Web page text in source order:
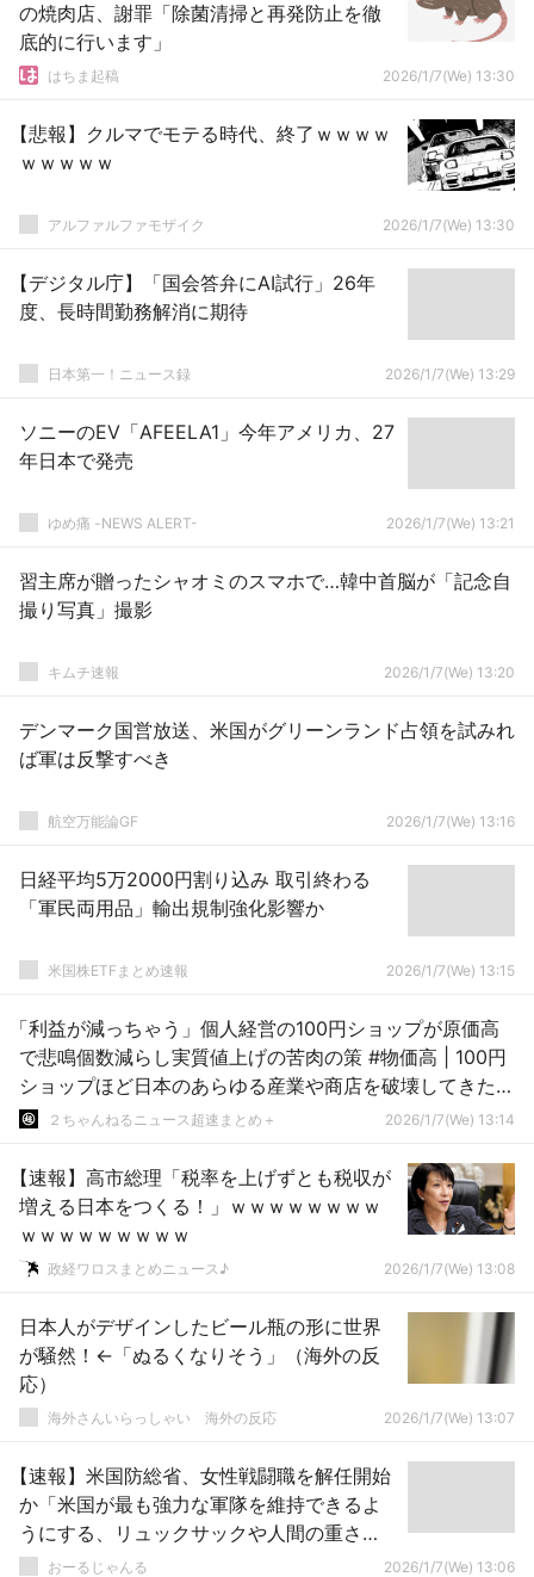
の焼肉店、謝罪「除菌清掃と再発防止を徹
底的に行います」
はちま起稿 2026/1/7(We) 13:30
【悲報】クルマでモテる時代、終了ｗｗｗｗ
ｗｗｗｗｗ
アルファルファモザイク 2026/1/7(We) 13:30
【デジタル庁】「国会答弁にAI試行」26年
度、長時間勤務解消に期待
日本第一！ニュース録 2026/1/7(We) 13:29
ソニーのEV「AFEELA1」今年アメリカ、27
年日本で発売
ゆめ痛 -NEWS ALERT- 2026/1/7(We) 13:21
習主席が贈ったシャオミのスマホで…韓中首脳が「記念自
撮り写真」撮影
キムチ速報 2026/1/7(We) 13:20
デンマーク国営放送、米国がグリーンランド占領を試みれ
ば軍は反撃すべき
航空万能論GF 2026/1/7(We) 13:16
日経平均5万2000円割り込み 取引終わる
「軍民両用品」輸出規制強化影響か
米国株ETFまとめ速報 2026/1/7(We) 13:15
「利益が減っちゃう」個人経営の100円ショップが原価高
で悲鳴個数減らし実質値上げの苦肉の策 #物価高 | 100円
ショップほど日本のあらゆる産業や商店を破壊してきたも
のはないからね
２ちゃんねるニュース超速まとめ＋ 2026/1/7(We) 13:14
【速報】高市総理「税率を上げずとも税収が
増える日本をつくる！」ｗｗｗｗｗｗｗｗ
ｗｗｗｗｗｗｗｗｗ
政経ワロスまとめニュース♪ 2026/1/7(We) 13:08
日本人がデザインしたビール瓶の形に世界
が騒然！←「ぬるくなりそう」（海外の反
応）
海外さんいらっしゃい 海外の反応 2026/1/7(We) 13:07
【速報】米国防総省、女性戦闘職を解任開始
か「米国が最も強力な軍隊を維持できるよ
うにする、リュックサックや人間の重さ
は、担ぎ手が男性か女性かを問わないから
おーるじゃんる 2026/1/7(We) 13:06